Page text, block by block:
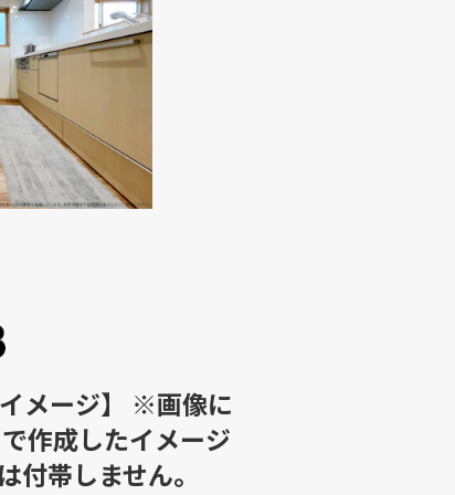
メージ】 ※画像に
作成したイメージ
付帯しません。